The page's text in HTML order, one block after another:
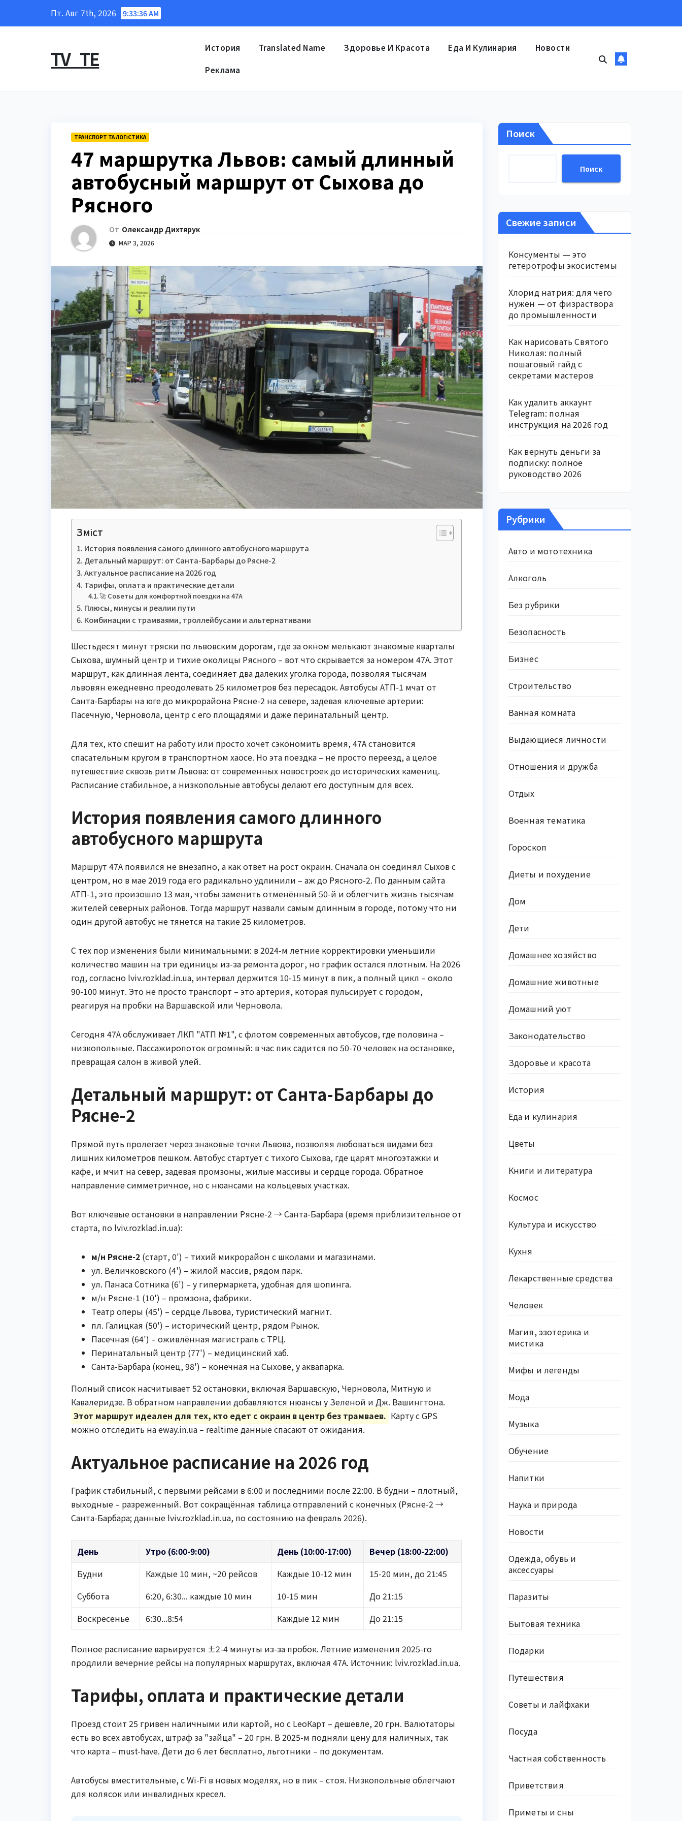
Пт. Авг 7th, 2026 9:33:37 AM
TV_TE История Translated Name Здоровье И Красота Еда И Кулинария Новости
Реклама
ТРАНСПОРТ ТА ЛОГІСТИКА
47 маршрутка Львов: самый длинный
автобусный маршрут от Сыхова до
Рясного
От Олександр Дихтярук
МАР 3, 2026
Зміст
История появления самого длинного автобусного маршрута
Детальный маршрут: от Санта-Барбары до Рясне-2
Актуальное расписание на 2026 год
Тарифы, оплата и практические детали
🚀 Советы для комфортной поездки на 47А
Плюсы, минусы и реалии пути
Комбинации с трамваями, троллейбусами и альтернативами
Шестьдесят минут тряски по львовским дорогам, где за окном мелькают знакомые кварталы
Сыхова, шумный центр и тихие околицы Рясного – вот что скрывается за номером 47А. Этот
маршрут, как длинная лента, соединяет два далеких уголка города, позволяя тысячам
львовян ежедневно преодолевать 25 километров без пересадок. Автобусы АТП-1 мчат от
Санта-Барбары на юге до микрорайона Рясне-2 на севере, задевая ключевые артерии:
Пасечную, Черновола, центр с его площадями и даже перинатальный центр.
Для тех, кто спешит на работу или просто хочет сэкономить время, 47А становится
спасательным кругом в транспортном хаосе. Но эта поездка – не просто переезд, а целое
путешествие сквозь ритм Львова: от современных новостроек до исторических камениц.
Расписание стабильное, а низкопольные автобусы делают его доступным для всех.
История появления самого длинного
автобусного маршрута
Маршрут 47А появился не внезапно, а как ответ на рост окраин. Сначала он соединял Сыхов с
центром, но в мае 2019 года его радикально удлинили – аж до Рясного-2. По данным сайта
АТП-1, это произошло 13 мая, чтобы заменить отменённый 50-й и облегчить жизнь тысячам
жителей северных районов. Тогда маршрут назвали самым длинным в городе, потому что ни
один другой автобус не тянется на такие 25 километров.
С тех пор изменения были минимальными: в 2024-м летние корректировки уменьшили
количество машин на три единицы из-за ремонта дорог, но график остался плотным. На 2026
год, согласно lviv.rozklad.in.ua, интервал держится 10-15 минут в пик, а полный цикл – около
90-100 минут. Это не просто транспорт – это артерия, которая пульсирует с городом,
реагируя на пробки на Варшавской или Черновола.
Сегодня 47А обслуживает ЛКП "АТП №1", с флотом современных автобусов, где половина –
низкопольные. Пассажиропоток огромный: в час пик садится по 50-70 человек на остановке,
превращая салон в живой улей.
Детальный маршрут: от Санта-Барбары до
Рясне-2
Прямой путь пролегает через знаковые точки Львова, позволяя любоваться видами без
лишних километров пешком. Автобус стартует с тихого Сыхова, где царят многоэтажки и
кафе, и мчит на север, задевая промзоны, жилые массивы и сердце города. Обратное
направление симметричное, но с нюансами на кольцевых участках.
Вот ключевые остановки в направлении Рясне-2 → Санта-Барбара (время приблизительное от
старта, по lviv.rozklad.in.ua):
м/н Рясне-2 (старт, 0') – тихий микрорайон с школами и магазинами.
ул. Величковского (4') – жилой массив, рядом парк.
ул. Панаса Сотника (6') – у гипермаркета, удобная для шопинга.
м/н Рясне-1 (10') – промзона, фабрики.
Театр оперы (45') – сердце Львова, туристический магнит.
пл. Галицкая (50') – исторический центр, рядом Рынок.
Пасечная (64') – оживлённая магистраль с ТРЦ.
Перинатальный центр (77') – медицинский хаб.
Санта-Барбара (конец, 98') – конечная на Сыхове, у аквапарка.
Полный список насчитывает 52 остановки, включая Варшавскую, Черновола, Митную и
Кавалеридзе. В обратном направлении добавляются нюансы у Зеленой и Дж. Вашингтона.
Этот маршрут идеален для тех, кто едет с окраин в центр без трамваев. Карту с GPS
можно отследить на eway.in.ua – realtime данные спасают от ожидания.
Актуальное расписание на 2026 год
График стабильный, с первыми рейсами в 6:00 и последними после 22:00. В будни – плотный,
выходные – разреженный. Вот сокращённая таблица отправлений с конечных (Рясне-2 →
Санта-Барбара; данные lviv.rozklad.in.ua, по состоянию на февраль 2026).
День Утро (6:00-9:00) День (10:00-17:00)
Вечер (18:00-22:00)
Будни
Каждые 10 мин, ~20 рейсов Каждые 10-12 мин
15-20 мин, до 21:45
Суббота
6:20, 6:30... каждые 10 мин 10-15 мин
До 21:15
Воскресенье
6:30...8:54 Каждые 12 мин До 21:15
Полное расписание варьируется ±2-4 минуты из-за пробок. Летние изменения 2025-го
продлили вечерние рейсы на популярных маршрутах, включая 47А. Источник: lviv.rozklad.in.ua.
Тарифы, оплата и практические детали
Проезд стоит 25 гривен наличными или картой, но с LeoКарт – дешевле, 20 грн. Валютаторы
есть во всех автобусах, штраф за "зайца" – 20 грн. В 2025-м подняли цену для наличных, так
что карта – must-have. Дети до 6 лет бесплатно, льготники – по документам.
Автобусы вместительные, с Wi-Fi в новых моделях, но в пик – стоя. Низкопольные облегчают
для колясок или инвалидных кресел.
Поиск
Поиск
Свежие записи
Консументы — это
гетеротрофы экосистемы
Хлорид натрия: для чего
нужен — от физраствора
до промышленности
Как нарисовать Святого
Николая: полный
пошаговый гайд с
секретами мастеров
Как удалить аккаунт
Telegram: полная
инструкция на 2026 год
Как вернуть деньги за
подписку: полное
руководство 2026
Рубрики
Авто и мототехника
Алкоголь
Без рубрики
Безопасность
Бизнес
Строительство
Ванная комната
Выдающиеся личности
Отношения и дружба
Отдых
Военная тематика
Гороскоп
Диеты и похудение
Дом
Дети
Домашнее хозяйство
Домашние животные
Домашний уют
Законодательство
Здоровье и красота
История
Еда и кулинария
Цветы
Книги и литература
Космос
Культура и искусство
Кухня
Лекарственные средства
Человек
Магия, эзотерика и
мистика
Мифы и легенды
Мода
Музыка
Обучение
Напитки
Наука и природа
Новости
Одежда, обувь и
аксессуары
Паразиты
Бытовая техника
Подарки
Путешествия
Советы и лайфхаки
Посуда
Частная собственность
Приветствия
Приметы и сны